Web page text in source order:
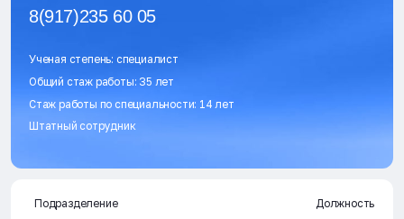
8(917)235 60 05
Ученая степень: специалист
Общий стаж работы: 35 лет
Стаж работы по специальности: 14 лет
Штатный сотрудник
Подразделение Должность